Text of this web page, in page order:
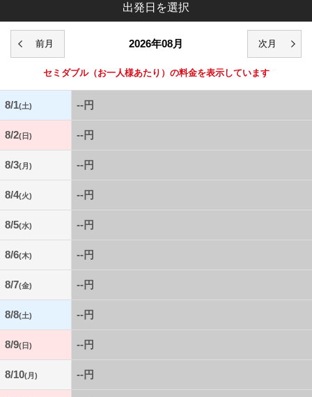
出発日を選択
2026年08月
セミダブル（お一人様あたり）の料金を表示しています
8/1(土) --円
8/2(日) --円
8/3(月) --円
8/4(火) --円
8/5(水) --円
8/6(木) --円
8/7(金) --円
8/8(土) --円
8/9(日) --円
8/10(月) --円